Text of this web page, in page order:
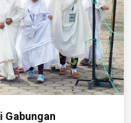
Gabungan